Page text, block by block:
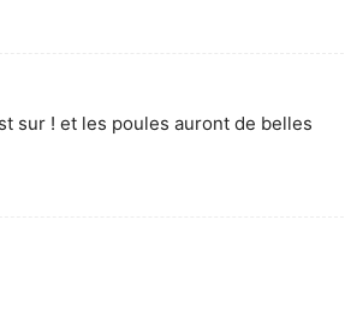
sur ! et les poules auront de belles